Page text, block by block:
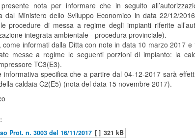
nota per informare che in seguito
dal Ministero dello Sviluppo Economico in data 22/12/
procedure di messa a regime degli impianti riferite
integrata ambientale - procedura provinciale).
come informati dalla Ditta con note in data 10 marzo 2017 e
messe a regime le seguenti porzioni di impianto: la
TC3(E3).
informativa specifica che a partire dal 04-12-2017 sarà
caldaia C2(E5) (nota del data 15 novembre 2017).
Prot. n. 3003 del 16/11/2017 [ ] 321 kB